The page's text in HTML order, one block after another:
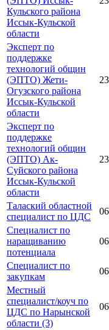
Кульского района
Иссык-Кульской
области
Эксперт по
поддержке
технологий общин
(ЭПТО) Жети-
Огузского района
Иссык-Кульской
области
Эксперт по
поддержке
технологий общин
(ЭПТО) Ак-
Суйского района
Иссык-Кульской
области
Талаский областной
специалист по ЦДС
Специалист по
наращиванию
потенциала
Специалист по
закупкам
Местный
специалист/коуч по
ЦДС по Нарынской
области (3)